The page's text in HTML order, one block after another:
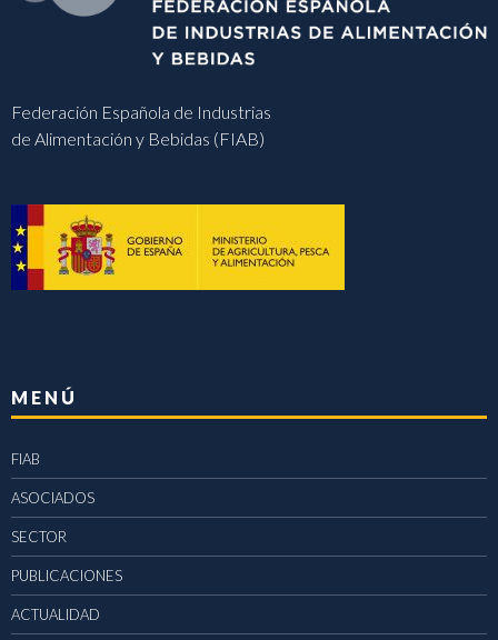
Federación Española de Industrias
de Alimentación y Bebidas (FIAB)
MENÚ
FIAB
ASOCIADOS
SECTOR
PUBLICACIONES
ACTUALIDAD